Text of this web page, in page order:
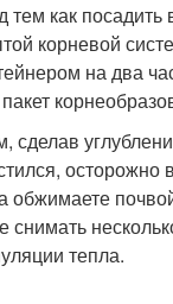
тем как
корневой
на два
сделав
осторожно
обжимаете
снимать
тепла.